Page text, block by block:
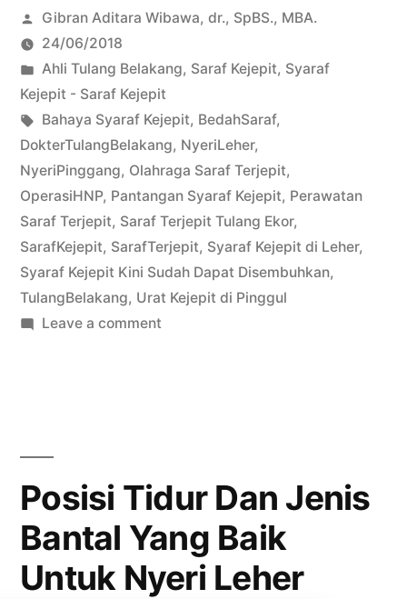
Posted
by
Gibran Aditara Wibawa, dr., SpBS., MBA.
24/06/2018
Posted
in
Ahli Tulang Belakang, Saraf Kejepit, Syaraf
Kejepit - Saraf Kejepit
Tags:
Bahaya Syaraf Kejepit, BedahSaraf,
DokterTulangBelakang, NyeriLeher,
NyeriPinggang, Olahraga Saraf Terjepit,
OperasiHNP, Pantangan Syaraf Kejepit, Perawatan
Saraf Terjepit, Saraf Terjepit Tulang Ekor,
SarafKejepit, SarafTerjepit, Syaraf Kejepit di Leher,
Syaraf Kejepit Kini Sudah Dapat Disembuhkan,
TulangBelakang, Urat Kejepit di Pinggul
Leave a commenton
Posisi Tidur Dan Jenis
Bantal Yang Baik
Untuk Nyeri Leher